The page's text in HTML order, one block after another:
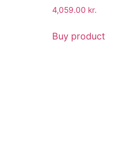
4,059.00 kr.
Buy product